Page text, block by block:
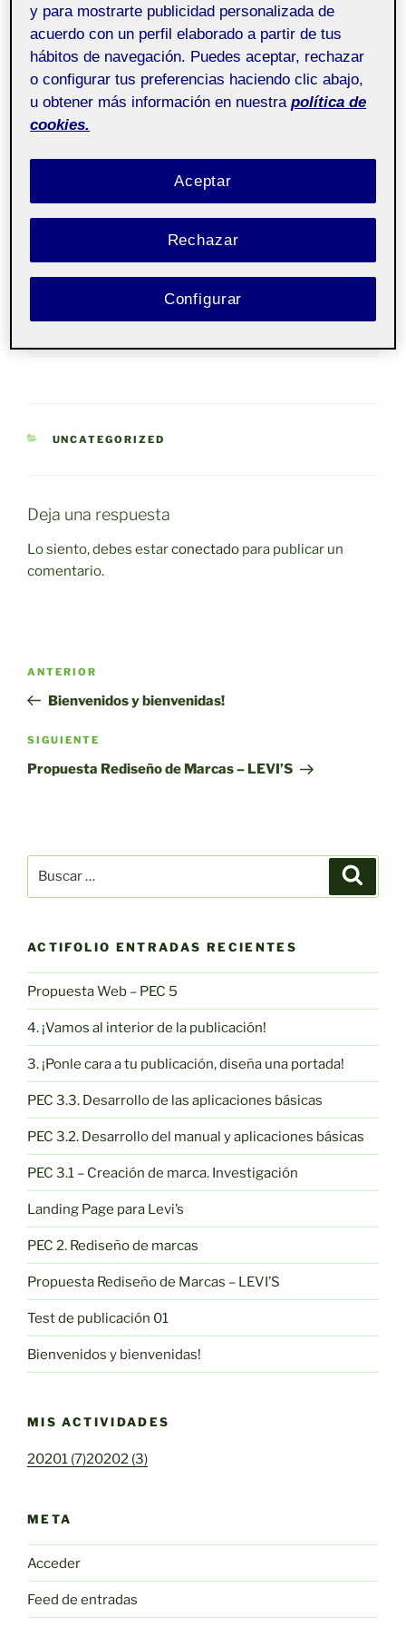
Laboratorio de
herramientas de portfolio
aula 2
Pública
CATEGORÍAS
UNCATEGORIZED
Deja una respuesta
Lo siento, debes estarconectado para publicar un
comentario.
entradas
Entrada
anterior:
ANTERIOR
Bienvenidos y bienvenidas!
Siguiente
entrada
SIGUIENTE
Propuesta Rediseño de Marcas – LEVI’S
por:
ACTIFOLIO ENTRADAS RECIENTES
Propuesta Web – PEC 5
4. ¡Vamos al interior de la publicación!
3. ¡Ponle cara a tu publicación, diseña una portada!
PEC 3.3. Desarrollo de las aplicaciones básicas
PEC 3.2. Desarrollo del manual y aplicaciones básicas
PEC 3.1 – Creación de marca. Investigación
Landing Page para Levi’s
PEC 2. Rediseño de marcas
Propuesta Rediseño de Marcas – LEVI’S
Test de publicación 01
Bienvenidos y bienvenidas!
MIS ACTIVIDADES
20201 (7)20202 (3)
META
Acceder
Feed de entradas
y para mostrarte publicidad personalizada de
acuerdo con un perfil elaborado a partir de tus
hábitos de navegación. Puedes aceptar, rechazar
o configurar tus preferencias haciendo clic abajo,
u obtener más información en nuestra política de
cookies.
Rechazar
Aceptar
Configurar